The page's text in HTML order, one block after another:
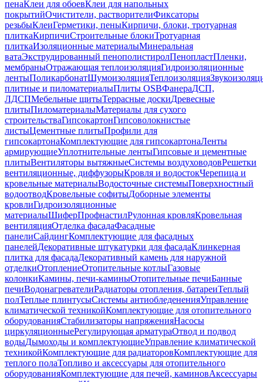
пенаКлеи для обоевКлеи для напольных
покрытийОчистители, растворителиФиксаторы
резьбыКлеиГерметики, пеныКирпичи, блоки, тротуарная
плиткаКирпичиСтроительные блокиТротуарная
плиткаИзоляционные материалыМинеральная
ватаЭкструдированный пенополистиролПенопластПленки,
мембраныОтражающая теплоизоляцияГидроизоляционные
лентыПоликарбонатШумоизоляцияТеплоизоляция
плитные и пиломатериалыПлиты OSBФанераДСП,
ЛДСПМебельные щитыТеррасные доскиДревесные
плитыПиломатериалыМатериалы для сухого
строительстваГипсокартонГипсоволокнистые
листыЦементные плитыПрофили для
гипсокартонаКомплектующие для гипсокартонаЛенты
армирующиеУплотнительные лентыГипсовые и цементные
плитыВентиляторы вытяжныеСистемы воздуховодовРешетки
вентиляционные, диффузорыКровля и водостокЧерепица и
кровельные материалыВодосточные системыПоверхностный
водоотводКровельные софитыДоборные элементы
кровлиГидроизоляционные
материалыШиферПрофнастилРулонная кровляКровельная
вентиляцияОтделка фасадаФасадные
панелиСайдингКомплектующие для фасадных
панелейДекоративные штукатурки для фасадаКлинкерная
плитка для фасадаДекоративный камень для наружной
отделкиОтоплениеОтопительные котлыГазовые
колонкиКамины, печи-каминыОтопительные печиБанные
печиВодонагревателиРадиаторы отопления, батареиТеплый
полТеплые плинтусыСистемы антиобледененияУправление
климатической техникойКомплектующие для отопительного
оборудованияСтабилизаторы напряженияНасосы
циркуляционныеРегулирующая арматураОтвод и подвод
водыДымоходы и комплектующиеУправление климатической
техникойКомплектующие для радиаторовКомплектующие для
теплого полаТопливо и аксессуары для отопительного
оборудованияКомплектующие для печей, каминовАксессуары